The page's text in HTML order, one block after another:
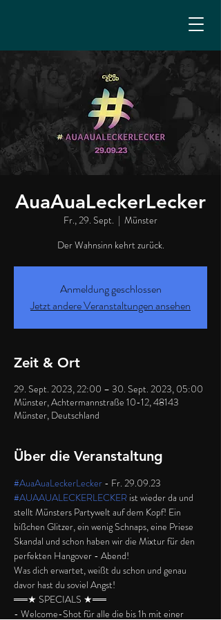
AuaAuaLeckerLecker
Fr., 29. Sept.
  |
Münster
Der Wahnsinn kehrt zurück.
Anmeldung geschlossen
Jetzt andere Veranstaltungen ansehen
Zeit & Ort
29. Sept. 2023, 22:00 – 30. Sept. 2023, 05:00
Münster, Achtermannstraße 10-12, 48143
Münster, Deutschland
Über die Veranstaltung
#AuaAuaLeckerLecker - Fr. 29.09.23
#AUAAUALECKERLECKER ist wieder da und
stellt Münsters Partywelt auf dem Kopf! Ein
bißchen Glitzer, ein wenig Schnaps, eine Priese
Skandal und schon haben wir die Mixtur für den
perfekten Hangover - Abend!
Was dich erwartet, weißt du schon und genau
davor hast du soviel Angst!
══★ SPECIALS ★══
- Welcome-Shot für alle die bis 1h mit einer